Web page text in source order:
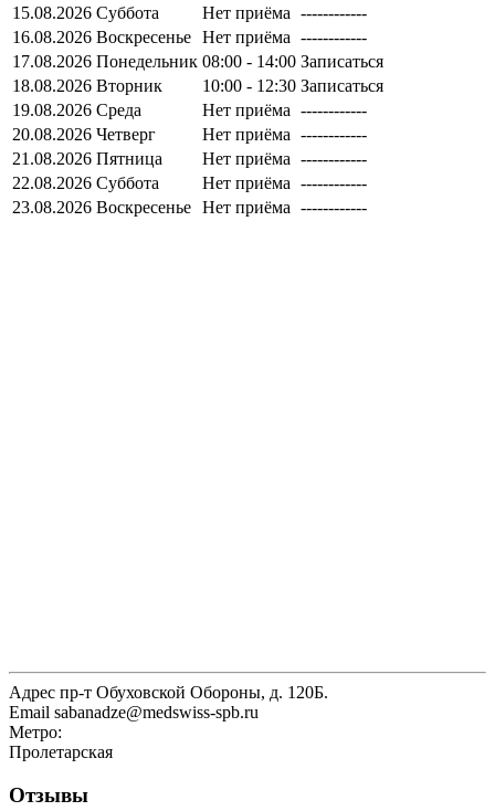
15.08.2026 Суббота Нет приёма ------------
16.08.2026 Воскресенье Нет приёма ------------
17.08.2026 Понедельник 08:00 - 14:00 Записаться
18.08.2026 Вторник 10:00 - 12:30 Записаться
19.08.2026 Среда Нет приёма ------------
20.08.2026 Четверг Нет приёма ------------
21.08.2026 Пятница Нет приёма ------------
22.08.2026 Суббота Нет приёма ------------
23.08.2026 Воскресенье Нет приёма ------------
Адрес пр-т Обуховской Обороны, д. 120Б.
Email sabanadze@medswiss-spb.ru
Метро:
Пролетарская
Отзывы